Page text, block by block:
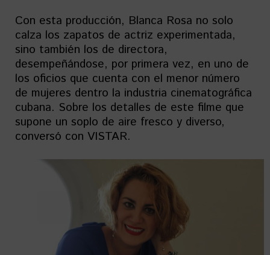
Con esta producción, Blanca Rosa no solo
calza los zapatos de actriz experimentada,
sino también los de directora,
desempeñándose, por primera vez, en uno de
los oficios que cuenta con el menor número
de mujeres dentro la industria cinematográfica
cubana. Sobre los detalles de este filme que
supone un soplo de aire fresco y diverso,
conversó con VISTAR.